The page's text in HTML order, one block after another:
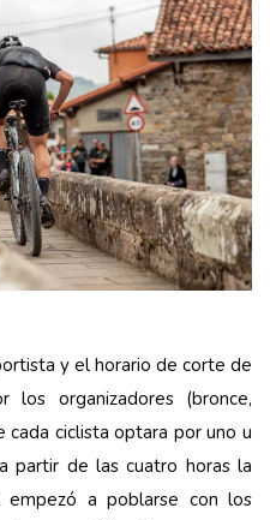
y el horario de corte de
los organizadores (bronce,
cada ciclista optara por uno u
partir de las cuatro horas la
a poblarse con los